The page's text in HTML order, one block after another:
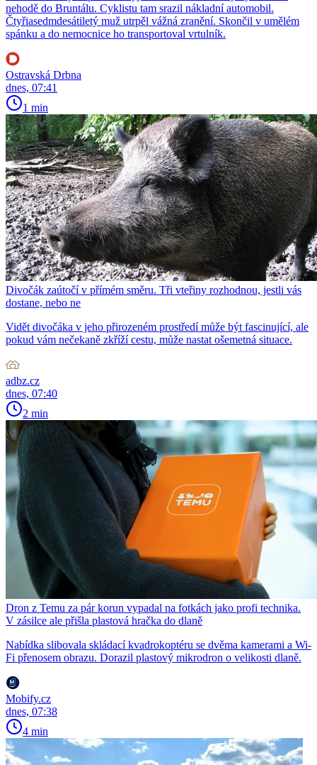
nehodě do Bruntálu. Cyklistu tam srazil nákladní automobil.
Čtyřiasedmdesátiletý muž utrpěl vážná zranění. Skončil v umělém
spánku a do nemocnice ho transportoval vrtulník.
Ostravská Drbna
dnes, 07:41
1 min
Divočák zaútočí v přímém směru. Tři vteřiny rozhodnou, jestli vás
dostane, nebo ne
Vidět divočáka v jeho přirozeném prostředí může být fascinující, ale
pokud vám nečekaně zkříží cestu, může nastat ošemetná situace.
adbz.cz
dnes, 07:40
2 min
Dron z Temu za pár korun vypadal na fotkách jako profi technika.
V zásilce ale přišla plastová hračka do dlaně
Nabídka slibovala skládací kvadrokoptéru se dvěma kamerami a Wi-
Fi přenosem obrazu. Dorazil plastový mikrodron o velikosti dlaně.
Mobify.cz
dnes, 07:38
4 min